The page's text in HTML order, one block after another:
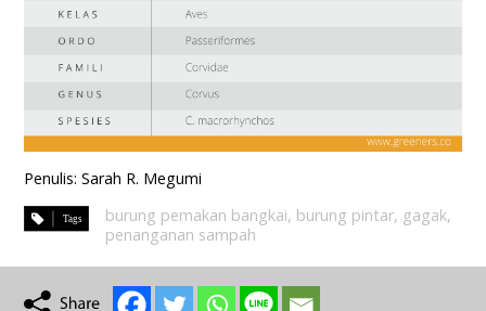
Penulis: Sarah R. Megumi
burung pemakan bangkai, burung pintar, gagak,
penanganan sampah